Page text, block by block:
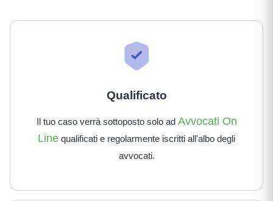
Qualificato
Il tuo caso verrà sottoposto solo ad Avvocati On
Line qualificati e regolarmente iscritti all'albo degli
avvocati.